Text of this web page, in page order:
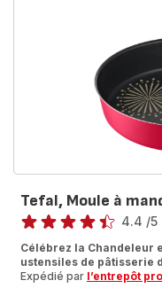
Tefal, Moule à
Note
4.4 /5
Célébrez la Chandeleur
ustensiles de pâtisserie
Expédié par l’entrepôt